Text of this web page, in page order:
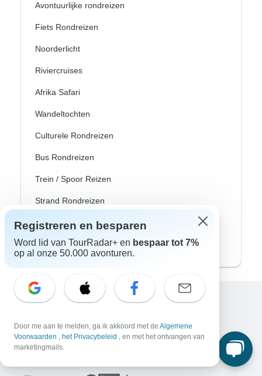
Avontuurlijke rondreizen
Fiets Rondreizen
Noorderlicht
Riviercruises
Afrika Safari
Wandeltochten
Culturele Rondreizen
Bus Rondreizen
Trein / Spoor Reizen
Strand Rondreizen
Familie Rondreizen
Privé Rondreizen
10.000+reviews op
Registreren en besparen
Word lid van TourRadar+ en bespaar tot 7%
op al onze 50.000 avonturen.
Door me aan te melden, ga ik akkoord met de Algemene
Voorwaarden , het Privacybeleid , en met het ontvangen van
marketingmails.